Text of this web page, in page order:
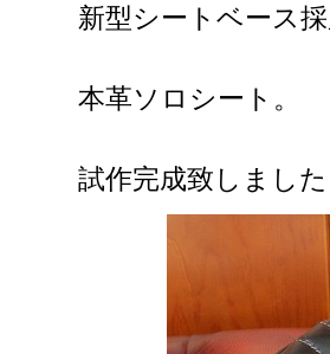
新型シートベース
本革ソロシート。
試作完成致しまし